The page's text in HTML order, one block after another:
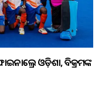
ଓଡ଼ିଶା, ବିକ୍ରମଙ୍କ